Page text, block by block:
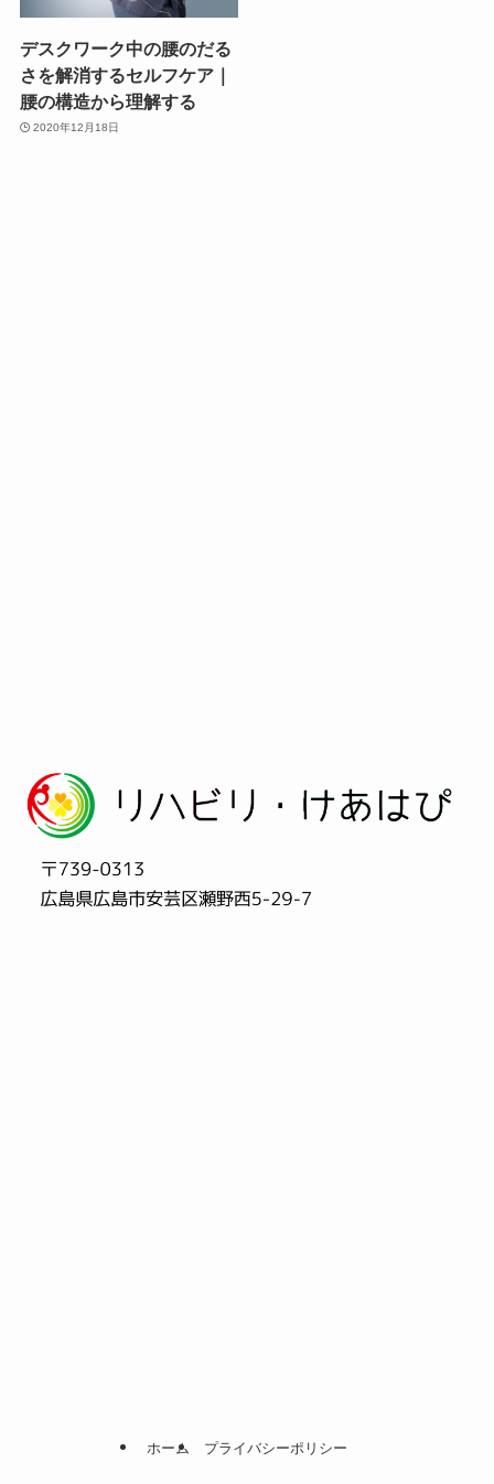
デスクワーク中の腰のだる
さを解消するセルフケア｜
腰の構造から理解する
2020年12月18日
ホーム プライバシーポリシー